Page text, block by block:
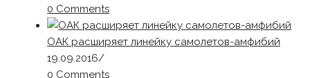
0 Comments
ОАК расширяет линейку самолетов-амфибий
19.09.2016/
0 Comments